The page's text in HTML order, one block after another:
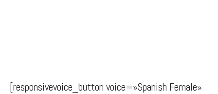
[responsivevoice_button voice=»Spanish Female»